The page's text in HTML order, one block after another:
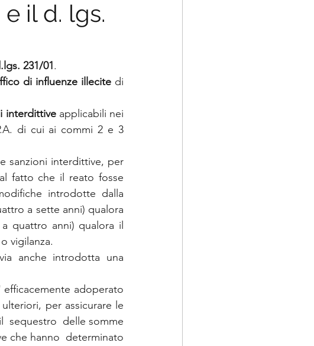
il d. lgs.
231/01.
di influenze illecite di
interdittive applicabili nei
di cui ai commi 2 e 3
sanzioni interdittive, per
fatto che il reato fosse
introdotte dalla
a sette anni) qualora
quattro anni) qualora il
vigilanza.
adoperato
per assicurare le
sequestro  delle somme
che hanno  determinato